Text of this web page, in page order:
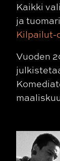
Kaikki
ja
Kilpailut-
Vuoden